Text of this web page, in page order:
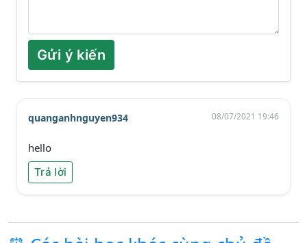
Gửi ý kiến
quanganhnguyen934 08/07/2021 19:46
hello
Trả lời